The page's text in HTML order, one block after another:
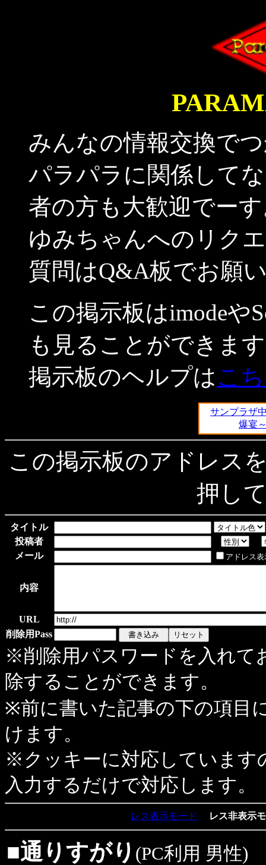
みんなの情報交換で
パラパラに関係して
者の方も大歓迎でー
ゆみちゃんへのリク
質問はQ&A板でお願
この掲示板はimodeや
も見ることができま
掲示板のヘルプはこ
サンプラザ
爆宴
この掲示板のアドレス
押し
タイトル
投稿者
メール
アドレス
内容
URL
削除用Pass
※削除用パスワードを入れて
除することができます。
※前に書いた記事の下の項目
けます。
※クッキーに対応しています
入力するだけで対応します。
レス表示モード レス非表示
■通りすがり (PC利用 男性)